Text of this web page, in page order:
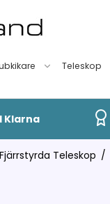
Teleskop
Klarna
Fjärrstyrda Teleskop /